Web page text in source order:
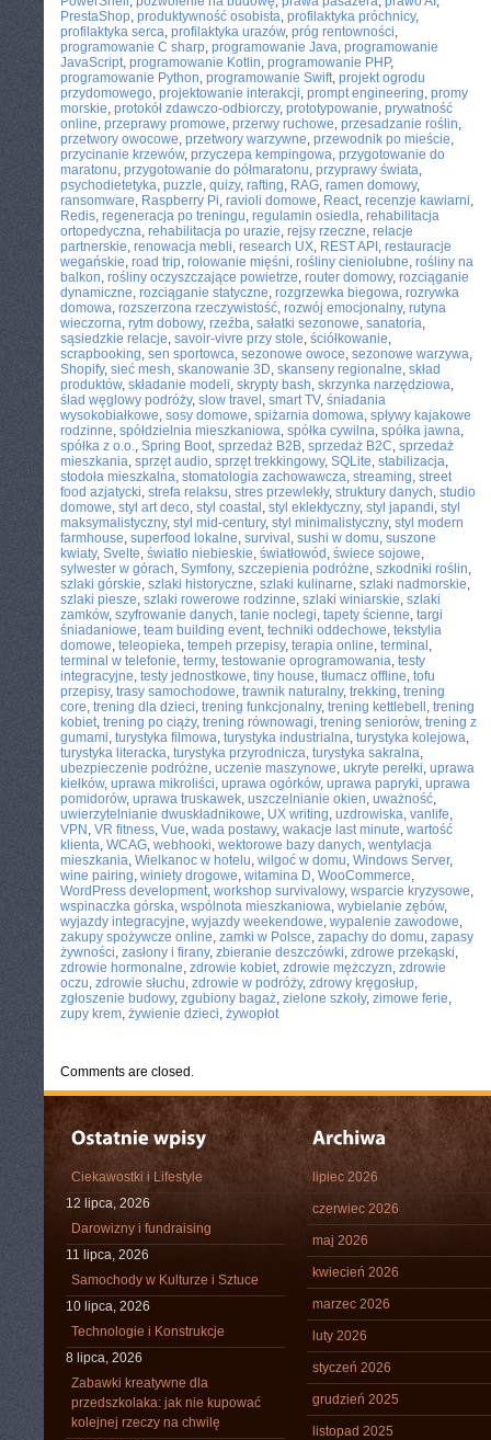
PrestaShop, produktywność osobista, profilaktyka próchnicy,
profilaktyka serca, profilaktyka urazów, próg rentowności,
programowanie C sharp, programowanie Java, programowanie
JavaScript, programowanie Kotlin, programowanie PHP,
programowanie Python, programowanie Swift, projekt ogrodu
przydomowego, projektowanie interakcji, prompt engineering, promy
morskie, protokół zdawczo-odbiorczy, prototypowanie, prywatność
online, przeprawy promowe, przerwy ruchowe, przesadzanie roślin,
przetwory owocowe, przetwory warzywne, przewodnik po mieście,
przycinanie krzewów, przyczepa kempingowa, przygotowanie do
maratonu, przygotowanie do półmaratonu, przyprawy świata,
psychodietetyka, puzzle, quizy, rafting, RAG, ramen domowy,
ransomware, Raspberry Pi, ravioli domowe, React, recenzje kawiarni,
Redis, regeneracja po treningu, regulamin osiedla, rehabilitacja
ortopedyczna, rehabilitacja po urazie, rejsy rzeczne, relacje
partnerskie, renowacja mebli, research UX, REST API , restauracje
wegańskie, road trip, rolowanie mięśni, rośliny cieniolubne, rośliny na
balkon, rośliny oczyszczające powietrze, router domowy, rozciąganie
dynamiczne, rozciąganie statyczne, rozgrzewka biegowa, rozrywka
domowa, rozszerzona rzeczywistość, rozwój emocjonalny, rutyna
wieczorna, rytm dobowy, rzeźba, sałatki sezonowe, sanatoria,
sąsiedzkie relacje, savoir-vivre przy stole, ściółkowanie,
scrapbooking, sen sportowca, sezonowe owoce, sezonowe warzywa,
Shopify, sieć mesh, skanowanie 3D, skanseny regionalne, skład
produktów, składanie modeli, skrypty bash, skrzynka narzędziowa,
ślad węglowy podróży, slow travel , smart TV, śniadania
wysokobiałkowe, sosy domowe, spiżarnia domowa, spływy kajakowe
rodzinne, spółdzielnia mieszkaniowa, spółka cywilna, spółka jawna,
spółka z o.o., Spring Boot, sprzedaż B2B, sprzedaż B2C, sprzedaż
mieszkania, sprzęt audio, sprzęt trekkingowy, SQLite, stabilizacja,
stodoła mieszkalna, stomatologia zachowawcza, streaming, street
food azjatycki, strefa relaksu, stres przewlekły, struktury danych, studio
domowe, styl art deco, styl coastal , styl eklektyczny, styl japandi, styl
maksymalistyczny, styl mid-century, styl minimalistyczny, styl modern
farmhouse, superfood lokalne, survival , sushi w domu, suszone
kwiaty, Svelte, światło niebieskie, światłowód , świece sojowe,
sylwester w górach, Symfony, szczepienia podróżne, szkodniki roślin,
szlaki górskie, szlaki historyczne, szlaki kulinarne, szlaki nadmorskie,
szlaki piesze, szlaki rowerowe rodzinne, szlaki winiarskie, szlaki
zamków, szyfrowanie danych, tanie noclegi, tapety ścienne, targi
śniadaniowe, team building event, techniki oddechowe, tekstylia
domowe, teleopieka, tempeh przepisy, terapia online, terminal ,
terminal w telefonie, termy, testowanie oprogramowania, testy
integracyjne, testy jednostkowe, tiny house, tłumacz offline, tofu
przepisy, trasy samochodowe, trawnik naturalny, trekking, trening
core, trening dla dzieci, trening funkcjonalny, trening kettlebell , trening
kobiet, trening po ciąży, trening równowagi, trening seniorów, trening z
gumami, turystyka filmowa, turystyka industrialna, turystyka kolejowa,
turystyka literacka, turystyka przyrodnicza, turystyka sakralna,
ubezpieczenie podróżne, uczenie maszynowe, ukryte perełki, uprawa
kiełków, uprawa mikroliści, uprawa ogórków, uprawa papryki, uprawa
pomidorów, uprawa truskawek, uszczelnianie okien, uważność,
uwierzytelnianie dwuskładnikowe, UX writing, uzdrowiska, vanlife,
VPN , VR fitness, Vue, wada postawy, wakacje last minute, wartość
klienta, WCAG, webhooki, wektorowe bazy danych, wentylacja
mieszkania, Wielkanoc w hotelu, wilgoć w domu, Windows Server,
wine pairing, winiety drogowe, witamina D, WooCommerce,
WordPress development, workshop survivalowy, wsparcie kryzysowe,
wspinaczka górska, wspólnota mieszkaniowa, wybielanie zębów,
wyjazdy integracyjne, wyjazdy weekendowe, wypalenie zawodowe,
zakupy spożywcze online, zamki w Polsce, zapachy do domu, zapasy
żywności, zasłony i firany, zbieranie deszczówki, zdrowe przekąski,
zdrowie hormonalne, zdrowie kobiet, zdrowie mężczyzn, zdrowie
oczu, zdrowie słuchu, zdrowie w podróży, zdrowy kręgosłup,
zgłoszenie budowy, zgubiony bagaż, zielone szkoły, zimowe ferie,
zupy krem, żywienie dzieci, żywopłot
Comments are closed.
Ciekawostki i Lifestyle
12 lipca, 2026
Darowizny i fundraising
11 lipca, 2026
Samochody w Kulturze i Sztuce
10 lipca, 2026
Technologie i Konstrukcje
8 lipca, 2026
Zabawki kreatywne dla
przedszkolaka: jak nie kupować
kolejnej rzeczy na chwilę
lipiec 2026
czerwiec 2026
maj 2026
kwiecień 2026
marzec 2026
luty 2026
styczeń 2026
grudzień 2025
listopad 2025